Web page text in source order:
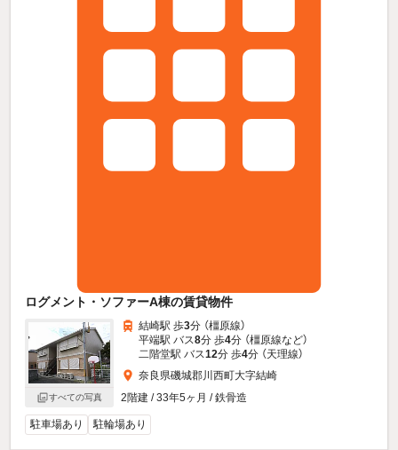
ログメント・ソファーA棟の賃貸物件
すべての写真
結崎駅 歩3分 （橿原線）
平端駅 バス8分 歩4分 （橿原線など）
二階堂駅 バス12分 歩4分 （天理線）
奈良県磯城郡川西町大字結崎
2階建 / 33年5ヶ月 / 鉄骨造
駐車場あり 駐輪場あり